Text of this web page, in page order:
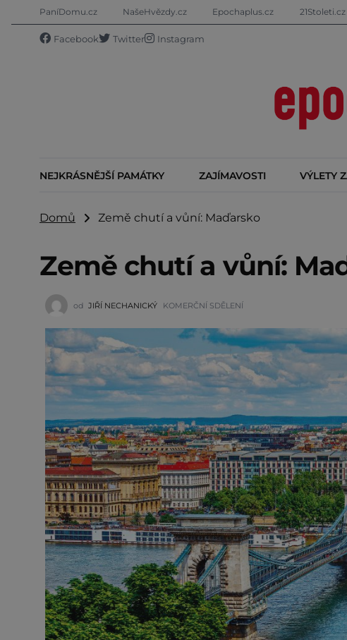
PaníDomu.cz NašeHvězdy.cz Epochaplus.cz 21Stoleti.cz
Facebook Twitter Instagram
NEJKRÁSNĚJŠÍ PAMÁTKY ZAJÍMAVOSTI VÝLETY
Domů Země chutí a vůní: Maďarsko
Země chutí a vůní:
od JIŘÍ NECHANICKÝ KOMERČNÍ SDĚLENÍ